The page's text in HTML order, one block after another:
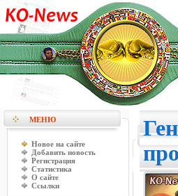
МЕНЮ
Новое на сайте
Добавить новость
Регистрация
Статистика
О сайте
Ссылки